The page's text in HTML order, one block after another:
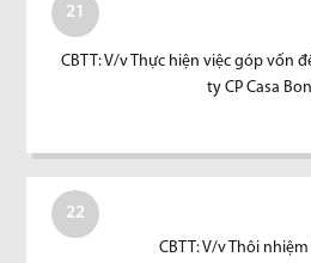
21
CBTT: V/v Thực hiện việc góp vốn
ty CP Casa
22
CBTT: V/v Thôi